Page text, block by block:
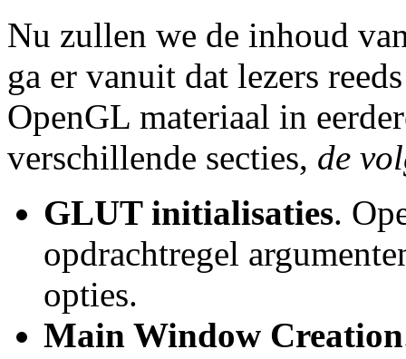
Nu zullen we de inhoud
ga er vanuit dat lezers
OpenGL materiaal in
verschillende secties, de
GLUT initialisaties.
opdrachtregel
opties.
Main Window Creation